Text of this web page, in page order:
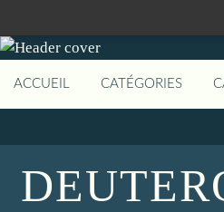
ACCUEIL CATÉGORIES